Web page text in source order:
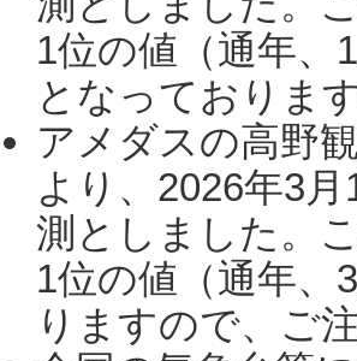
1位の値（通年、
となっておりま
アメダスの高野
より、2026年3
測としました。
1位の値（通年、
りますので、ご